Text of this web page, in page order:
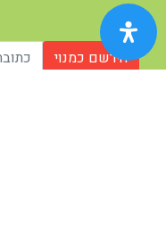
הירשם כמנוי